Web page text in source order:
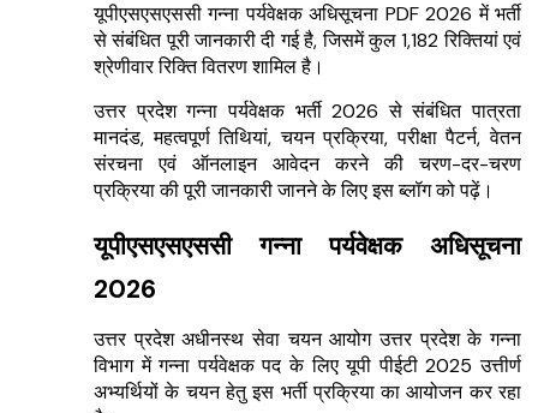
यूपीएसएसएससी गन्ना पर्यवेक्षक अधिसूचना PDF 2026 में भर्ती
से संबंधित पूरी जानकारी दी गई है, जिसमें कुल 1,182 रिक्तियां एवं
श्रेणीवार रिक्ति वितरण शामिल है।
उत्तर प्रदेश गन्ना पर्यवेक्षक भर्ती 2026 से संबंधित पात्रता
मानदंड, महत्वपूर्ण तिथियां, चयन प्रक्रिया, परीक्षा पैटर्न, वेतन
संरचना एवं ऑनलाइन आवेदन करने की चरण-दर-चरण
प्रक्रिया की पूरी जानकारी जानने के लिए इस ब्लॉग को पढ़ें।
यूपीएसएसएससी गन्ना पर्यवेक्षक अधिसूचना
2026
उत्तर प्रदेश अधीनस्थ सेवा चयन आयोग उत्तर प्रदेश के गन्ना
विभाग में गन्ना पर्यवेक्षक पद के लिए यूपी पीईटी 2025 उत्तीर्ण
अभ्यर्थियों के चयन हेतु इस भर्ती प्रक्रिया का आयोजन कर रहा